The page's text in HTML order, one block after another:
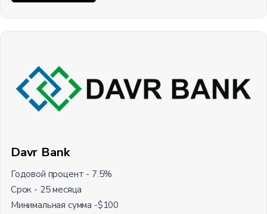
Davr Bank
Годовой процент - 7.5%
Срок - 25 месяца
Минимальная сумма -$100